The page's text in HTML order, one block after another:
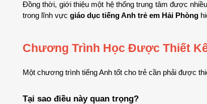
Đồng thời, giới thiệu một hệ thống trung tâm được
trong lĩnh vực giáo dục tiếng Anh trẻ em Hải Phòng
Chương Trình Học Được Thiết
Một chương trình tiếng Anh tốt cho trẻ cần phải được
Tại sao điều này quan trọng?